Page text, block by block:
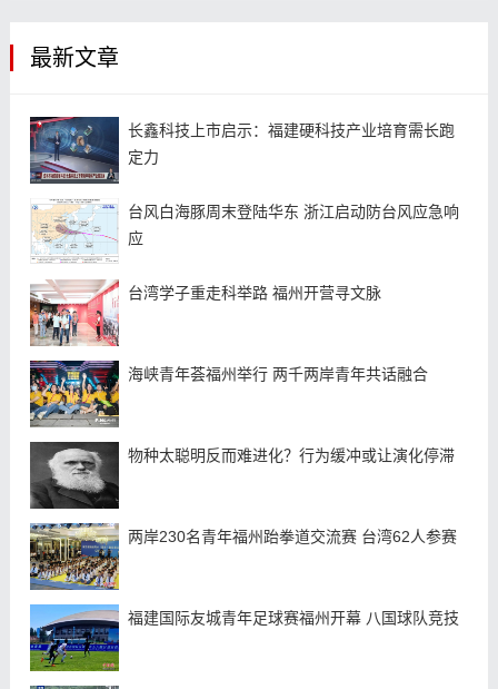
最新文章
长鑫科技上市启示：福建硬科技产业培育需长跑
定力
台风白海豚周末登陆华东 浙江启动防台风应急响
应
台湾学子重走科举路 福州开营寻文脉
海峡青年荟福州举行 两千两岸青年共话融合
物种太聪明反而难进化？行为缓冲或让演化停滞
两岸230名青年福州跆拳道交流赛 台湾62人参赛
福建国际友城青年足球赛福州开幕 八国球队竞技